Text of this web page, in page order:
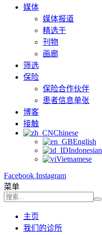
媒体
媒体报道
精选于
刊物
画廊
筛选
保险
保险合作伙伴
患者信息单张
博客
接触
Chinese
English
Indonesian
Vietnamese
Facebook Instagram
菜单
主页
我们的诊所